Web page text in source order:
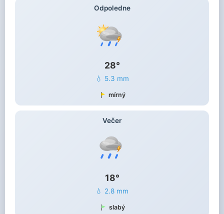
Odpoledne
28°
💧 5.3 mm
mírný
Večer
18°
💧 2.8 mm
slabý